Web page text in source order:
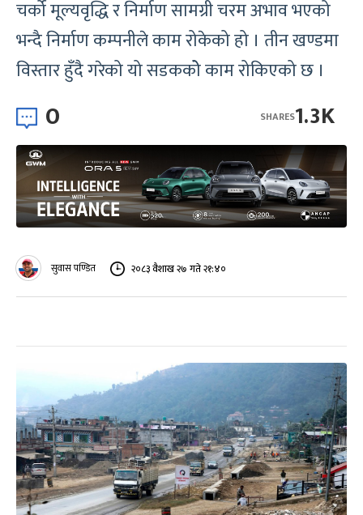
चर्को मूल्यवृद्धि र निर्माण सामग्री चरम अभाव भएको
भन्दै निर्माण कम्पनीले काम रोकेको हो । तीन खण्डमा
विस्तार हुँदै गरेको यो सडककोे काम रोकिएको छ ।
0 1.3K
SHARES
सुवास पण्डित २०८३ वैशाख २७ गते २१:४०